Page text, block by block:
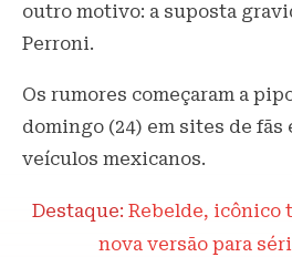
outro motivo: a suposta
Perroni.
Os rumores começaram a
domingo (24) em sites de fãs
veículos mexicanos.
Destaque: Rebelde, icônico
nova versão para